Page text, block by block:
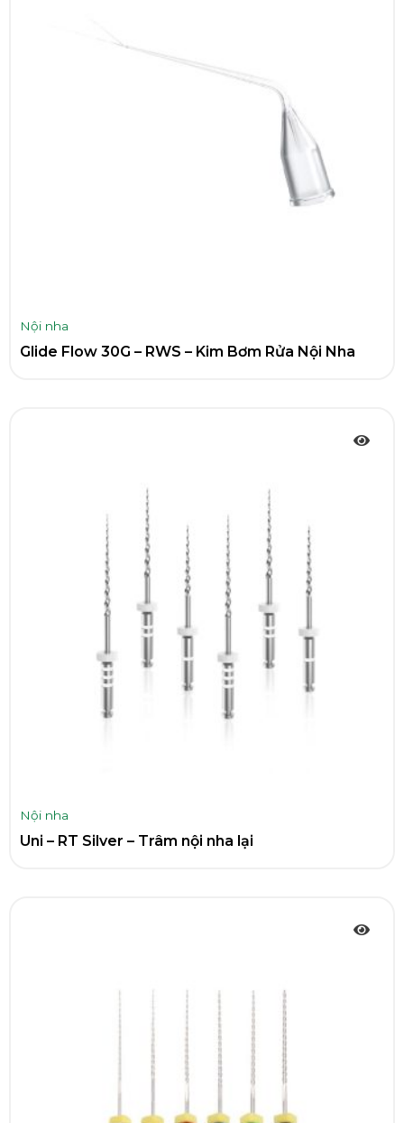
Nội nha
Glide Flow 30G – RWS – Kim Bơm Rửa Nội Nha
Nội nha
Uni – RT Silver – Trâm nội nha lại